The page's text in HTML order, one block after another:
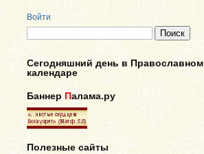
Войти
Сегодняшний день в Православном
календаре
Баннер Палама.ру
Полезные сайты